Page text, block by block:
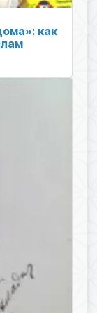
как